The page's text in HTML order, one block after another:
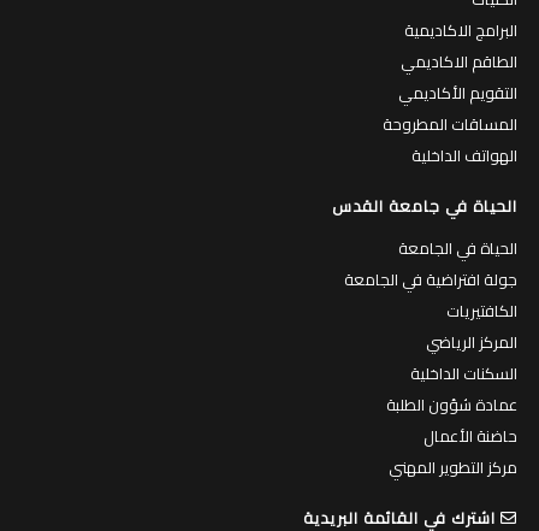
البرامج الاكاديمية
الطاقم الاكاديمي
التقويم الأكاديمي
المساقات المطروحة
الهواتف الداخلية
الحياة في جامعة القدس
الحياة في الجامعة
جولة افتراضية في الجامعة
الكافتيريات
المركز الرياضي
السكنات الداخلية
عمادة شؤون الطلبة
حاضنة الأعمال
مركز التطوير المهني
اشترك في القائمة البريدية